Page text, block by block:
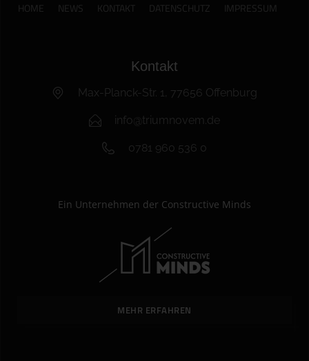
HOME NEWS KONTAKT DATENSCHUTZ IMPRESSUM
Kontakt
Max-Planck-Str. 1, 77656 Offenburg
info@triumnovem.de
0781 960 536 0
Ein Unternehmen der Constructive Minds
MEHR ERFAHREN